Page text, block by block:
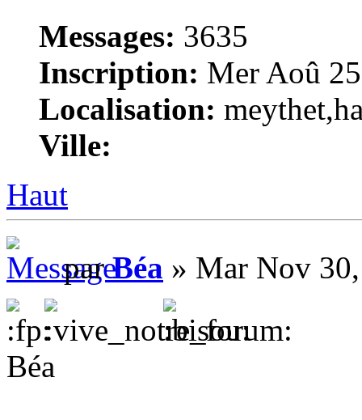
Messages: 3635
Inscription: Mer Aoû
Localisation:
Ville:
Haut
parBéa » Mar Nov
Béa